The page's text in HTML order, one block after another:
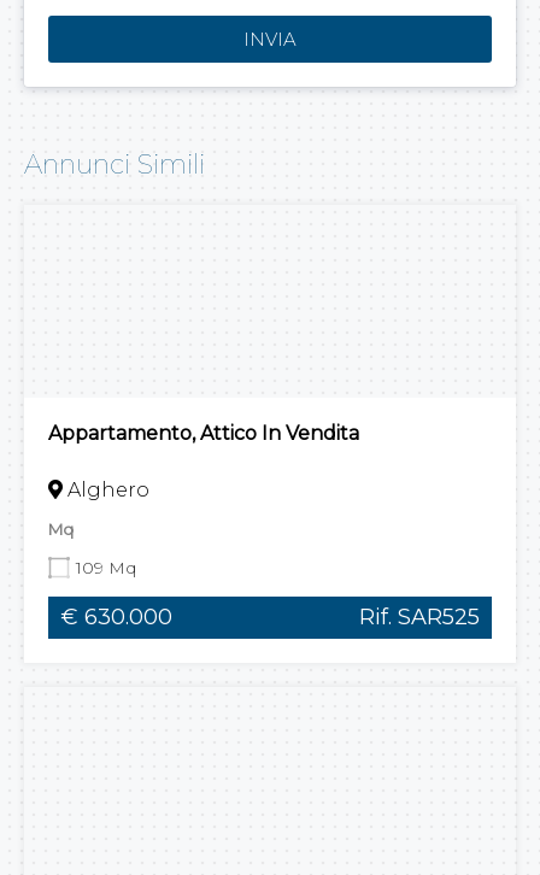
Annunci Simili
Appartamento, Attico In Vendita
Alghero
Mq
109 Mq
€ 630.000 Rif. SAR525